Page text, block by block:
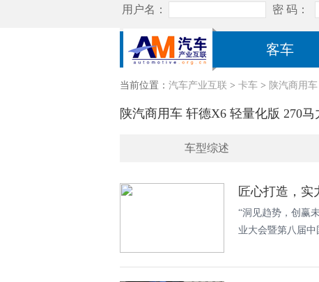
客车
当前位置： 汽车产业互联 > 卡车 > 陕汽商用
陕汽商用车 轩德X6 轻量化版 270
车型综述
匠心打造，实
“洞见趋势，创赢
业大会暨第八届